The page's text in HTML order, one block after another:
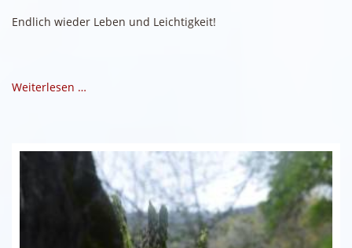
Endlich wieder Leben und Leichtigkeit!
Weiterlesen …